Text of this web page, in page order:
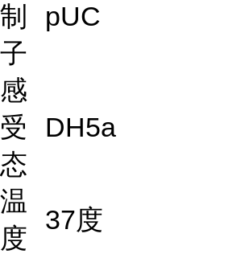
制
子
pUC
感
受
态
DH5a
温
度
37度